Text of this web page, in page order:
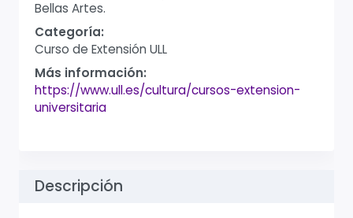
Bellas Artes.
Categoría:
Curso de Extensión ULL
Más información:
https://www.ull.es/cultura/cursos-extension-
universitaria
Descripción